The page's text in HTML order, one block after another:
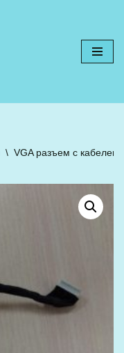
\ VGA разъем с кабелем